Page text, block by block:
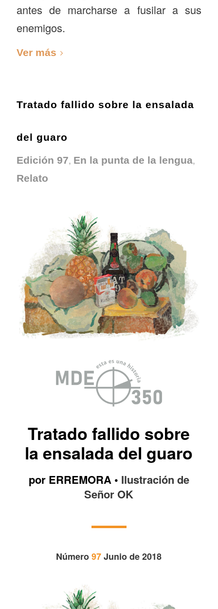
antes de marcharse a fusilar a sus
enemigos.
Ver más
Tratado fallido sobre la ensalada
del guaro
Edición 97, En la punta de la lengua,
Relato
Tratado fallido sobre
la ensalada del guaro
por ERREMORA • Ilustración de
Señor OK
Número97Junio de 2018